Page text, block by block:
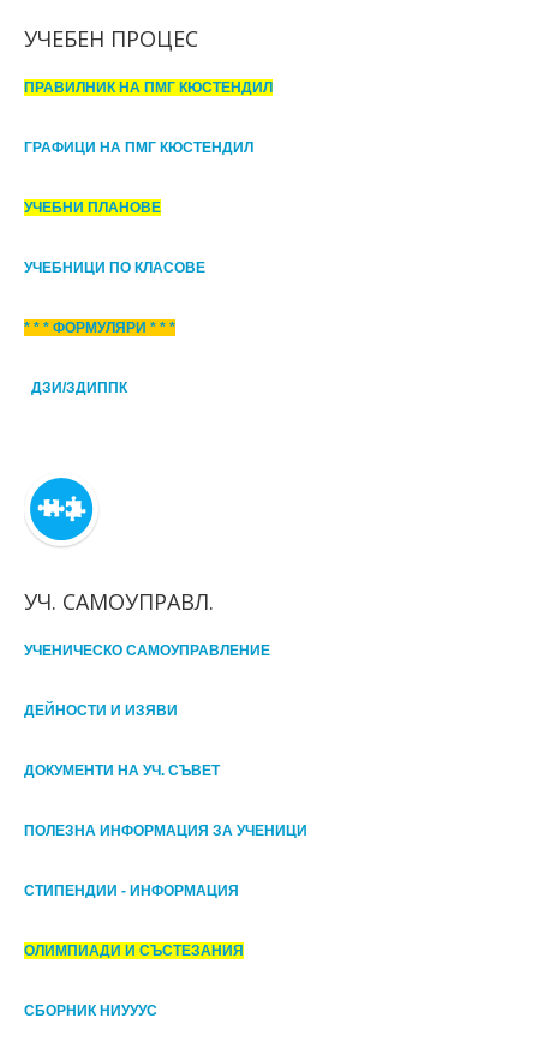
УЧЕБЕН ПРОЦЕС
ПРАВИЛНИК НА ПМГ КЮСТЕНДИЛ
ГРАФИЦИ НА ПМГ КЮСТЕНДИЛ
УЧЕБНИ ПЛАНОВЕ
УЧЕБНИЦИ ПО КЛАСОВЕ
* * * ФОРМУЛЯРИ * * *
ДЗИ/ЗДИППК
УЧ. САМОУПРАВЛ.
УЧЕНИЧЕСКО САМОУПРАВЛЕНИЕ
ДЕЙНОСТИ И ИЗЯВИ
ДОКУМЕНТИ НА УЧ. СЪВЕТ
ПОЛЕЗНА ИНФОРМАЦИЯ ЗА УЧЕНИЦИ
СТИПЕНДИИ - ИНФОРМАЦИЯ
ОЛИМПИАДИ И СЪСТЕЗАНИЯ
СБОРНИК НИУУУС